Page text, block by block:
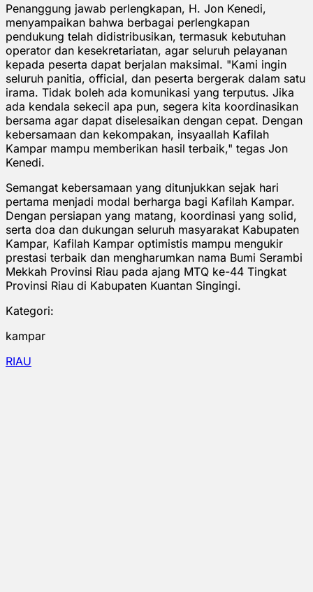
Penanggung jawab perlengkapan, H. Jon Kenedi,
menyampaikan bahwa berbagai perlengkapan
pendukung telah didistribusikan, termasuk kebutuhan
operator dan kesekretariatan, agar seluruh pelayanan
kepada peserta dapat berjalan maksimal. "Kami ingin
seluruh panitia, official, dan peserta bergerak dalam satu
irama. Tidak boleh ada komunikasi yang terputus. Jika
ada kendala sekecil apa pun, segera kita koordinasikan
bersama agar dapat diselesaikan dengan cepat. Dengan
kebersamaan dan kekompakan, insyaallah Kafilah
Kampar mampu memberikan hasil terbaik," tegas Jon
Kenedi.
Semangat kebersamaan yang ditunjukkan sejak hari
pertama menjadi modal berharga bagi Kafilah Kampar.
Dengan persiapan yang matang, koordinasi yang solid,
serta doa dan dukungan seluruh masyarakat Kabupaten
Kampar, Kafilah Kampar optimistis mampu mengukir
prestasi terbaik dan mengharumkan nama Bumi Serambi
Mekkah Provinsi Riau pada ajang MTQ ke-44 Tingkat
Provinsi Riau di Kabupaten Kuantan Singingi.
Kategori:
kampar
RIAU